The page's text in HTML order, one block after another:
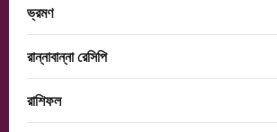
ভ্রমণ
রান্নাবান্না রেসিপি
রাশিফল